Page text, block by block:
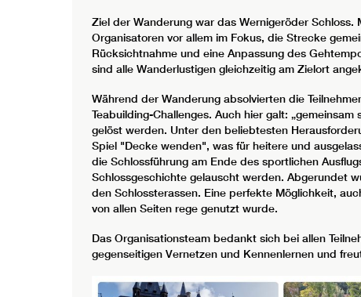
Ziel der Wanderung war das Wernigeröder
Organisatoren vor allem im Fokus, die Strecke
Rücksichtnahme und eine Anpassung des
sind alle Wanderlustigen gleichzeitig am Zielort
Während der Wanderung absolvierten die
Teabuilding-Challenges. Auch hier galt:
gelöst werden. Unter den beliebtesten
Spiel "Decke wenden", was für heitere und
die Schlossführung am Ende des sportlichen
Schlossgeschichte gelauscht werden. Abgerundet
den Schlossterassen. Eine perfekte Möglichkeit,
von allen Seiten rege genutzt wurde.
Das Organisationsteam bedankt sich bei allen
gegenseitigen Vernetzen und Kennenlernen und